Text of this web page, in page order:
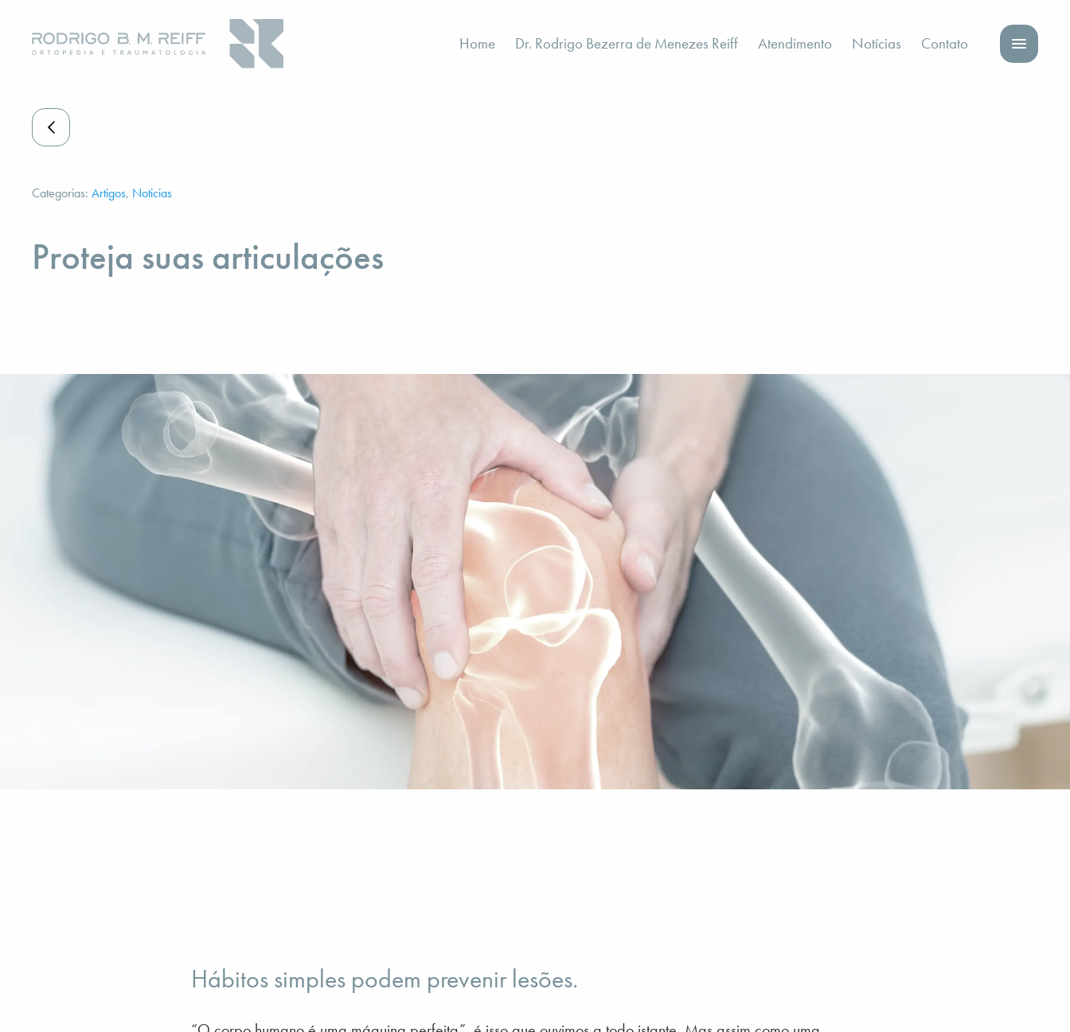
Home Dr. Rodrigo Bezerra de Menezes Reiff Atendimento Notícias Contato
Categorias: Artigos, Noticias
Proteja suas articulações
Hábitos simples podem prevenir lesões.